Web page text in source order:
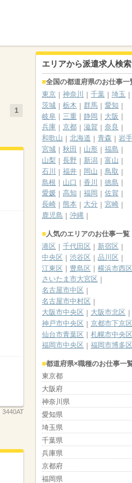
1
3440AT
エリアから派遣求人検索
全国の都道府県のお仕事一
東京
神奈川 千葉
埼玉
茨城
栃木 群馬
愛知
岐阜
三重 静岡
大阪
兵庫
京都 滋賀
奈良
和歌山
北海道 青森
岩手
宮城
秋田 山形
福島
山梨
長野 新潟
富山
石川
福井 岡山
鳥取
島根
山口 香川
徳島
愛媛
高知 福岡
佐賀
長崎
熊本 大分
宮崎
鹿児島
沖縄
人気のエリアのお仕事一覧
港区
千代田区
新宿区
中央区
渋谷区
品川区
江東区
豊島区
横浜市西区
さいたま市大宮区
名古屋市中区
名古屋市中村区
大阪市中央区
大阪市北区
神戸市中央区
京都市下京区
仙台市青葉区
札幌市中央区
福岡市中央区
福岡市博多区
都道府県×職種のお仕事一
東京都
大阪府
神奈川県
愛知県
埼玉県
千葉県
兵庫県
京都府
福岡県